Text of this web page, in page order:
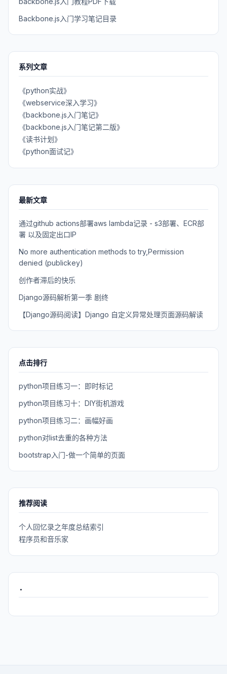
Backbone.js入门学习笔记目录
系列文章
《python实战》
《webservice深入学习》
《backbone.js入门笔记》
《backbone.js入门笔记第二版》
《读书计划》
《python面试记》
最新文章
通过github actions部署aws lambda记录 - s3部署、ECR部
署 以及固定出口IP
No more authentication methods to try,Permission
denied (publickey)
创作者滞后的快乐
Django源码解析第一季 剧终
【Django源码阅读】Django 自定义异常处理页面源码解读
点击排行
python项目练习一：即时标记
python项目练习十：DIY街机游戏
python项目练习二：画幅好画
python对list去重的各种方法
bootstrap入门-做一个简单的页面
推荐阅读
个人回忆录之年度总结索引
程序员和音乐家
.